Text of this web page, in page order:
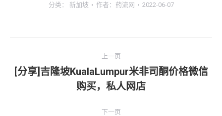
分类： 新加坡 作者： 药流网 2022-06-07
章
上一页
上
一
[分享]吉隆坡KualaLumpur米非司酮价格微信
购买，私人网店
下一页